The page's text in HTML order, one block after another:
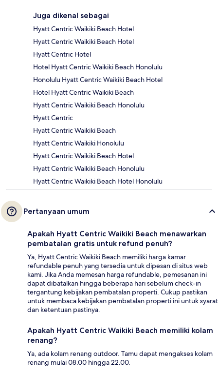
Juga dikenal sebagai
Hyatt Centric Waikiki Beach Hotel
Hyatt Centric Waikiki Beach Hotel
Hyatt Centric Hotel
Hotel Hyatt Centric Waikiki Beach Honolulu
Honolulu Hyatt Centric Waikiki Beach Hotel
Hotel Hyatt Centric Waikiki Beach
Hyatt Centric Waikiki Beach Honolulu
Hyatt Centric
Hyatt Centric Waikiki Beach
Hyatt Centric Waikiki Honolulu
Hyatt Centric Waikiki Beach Hotel
Hyatt Centric Waikiki Beach Honolulu
Hyatt Centric Waikiki Beach Hotel Honolulu
Pertanyaan umum
Apakah Hyatt Centric Waikiki Beach menawarkan
pembatalan gratis untuk refund penuh?
Ya, Hyatt Centric Waikiki Beach memiliki harga kamar
refundable penuh yang tersedia untuk dipesan di situs web
kami. Jika Anda memesan harga refundable, pemesanan ini
dapat dibatalkan hingga beberapa hari sebelum check-in
tergantung kebijakan pembatalan properti. Cukup pastikan
untuk membaca kebijakan pembatalan properti ini untuk syarat
dan ketentuan pastinya.
Apakah Hyatt Centric Waikiki Beach memiliki kolam
renang?
Ya, ada kolam renang outdoor. Tamu dapat mengakses kolam
renang mulai 08.00 hingga 22.00.